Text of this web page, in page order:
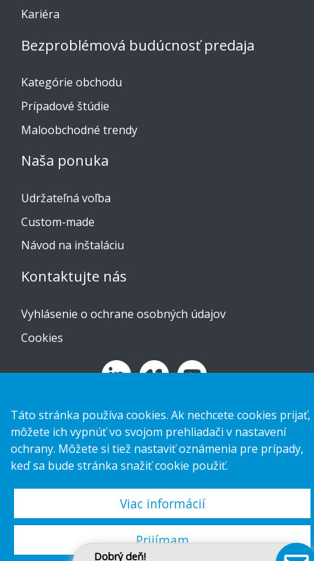
Dobrý deň!
Kariéra
Bezproblémová budúcnosť predaja
Kategórie obchodu
Prípadové štúdie
Maloobchodné trendy
Naša ponuka
Udržateľná voľba
Custom-made
Návod na inštaláciu
Kontaktujte nás
Vyhlásenie o ochrane osobných údajov
Cookies
Copyright 2026 HL Display AB. All rights reserved.
Táto stránka používa cookies. Ak nechcete cookies prijať,
môžete ich vypnúť vo svojom prehliadači v nastavení
ochrany. Môžete si tiež nastaviť oznámenia pre prípady,
keď sa bude stránka snažiť cookie použiť.
Viac informácií
Prijímam